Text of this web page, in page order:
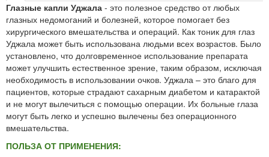
Глазные капли Уджала - это полезное средство от любых
глазных недомоганий и болезней, которое помогает без
хирургического вмешательства и операций. Как тоник для глаз
Уджала может быть использована людьми всех возрастов. Было
установлено, что долговременное использование препарата
может улучшить естественное зрение, таким образом, исключая
необходимость в использовании очков. Уджала – это благо для
пациентов, которые страдают сахарным диабетом и катарактой
и не могут вылечиться с помощью операции. Их больные глаза
могут быть легко и успешно вылечены без операционного
вмешательства.
ПОЛЬЗА ОТ ПРИМЕНЕНИЯ: